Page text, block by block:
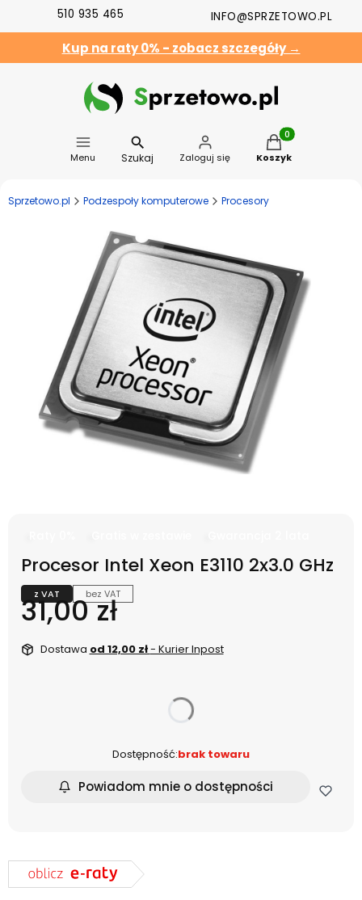
510 935 465 INFO@SPRZETOWO.PL
Kup na raty 0% - zobacz szczegóły →
Menu Szukaj Zaloguj się
Produkty w
Koszyk
Sprzetowo.pl Podzespoły komputerowe Procesory
Procesor Intel Xeon E3110 2x3.0 GHz
z VAT bez VAT
Cena
31,00 zł
Dostawa od 12,00 zł- Kurier Inpost
Dostępność:brak towaru
Powiadom mnie o dostępności